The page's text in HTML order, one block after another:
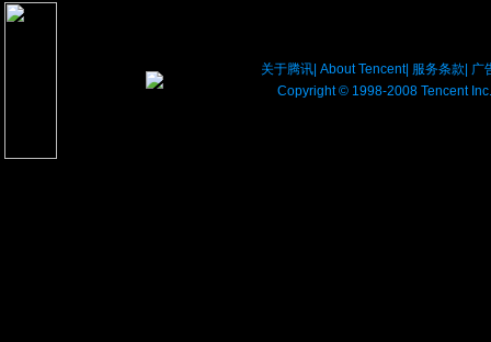
关于腾讯 About Tencent| 服务条款 广
Copyright © 1998-2008 Tencent